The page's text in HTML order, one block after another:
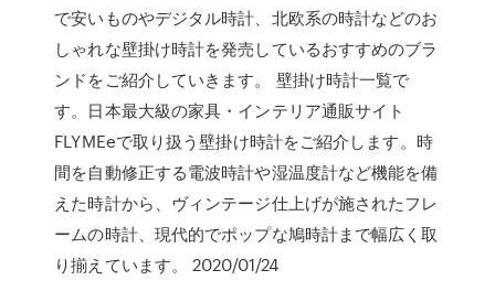
で安いものやデジタル時計、北欧系の時計などのお
しゃれな壁掛け時計を発売しているおすすめのブラ
ンドをご紹介していきます。 壁掛け時計一覧で
す。日本最大級の家具・インテリア通販サイト
FLYMEeで取り扱う壁掛け時計をご紹介します。時
間を自動修正する電波時計や湿温度計など機能を備
えた時計から、ヴィンテージ仕上げが施されたフレ
ームの時計、現代的でポップな鳩時計まで幅広く取
り揃えています。 2020/01/24